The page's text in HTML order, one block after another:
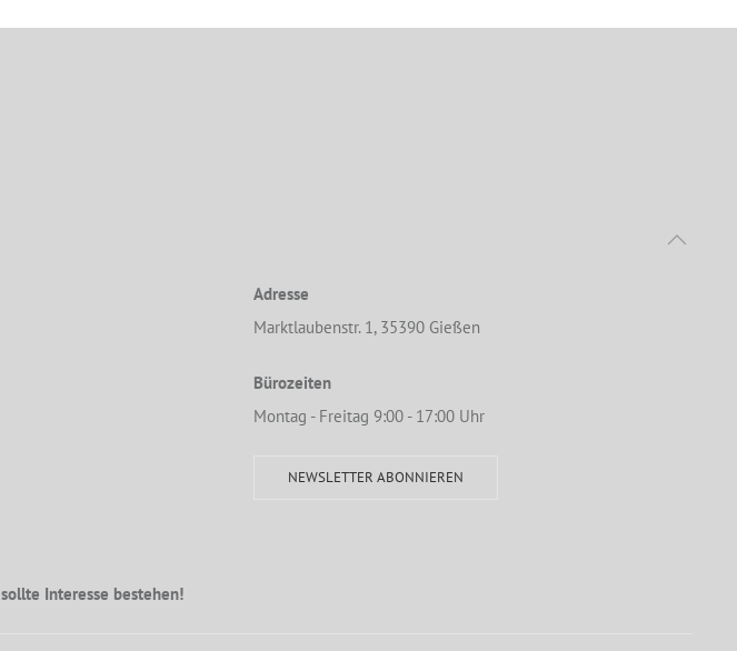
Interesse bestehen!
Adresse
Marktlaubenstr. 1, 35390 Gießen
Bürozeiten
Montag - Freitag 9:00 - 17:00 Uhr
NEWSLETTER ABONNIEREN